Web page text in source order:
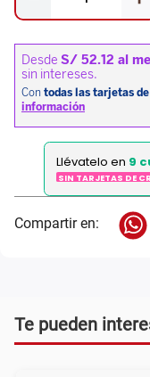
Llévatelo en 9
SIN TARJETAS DE
Te pueden